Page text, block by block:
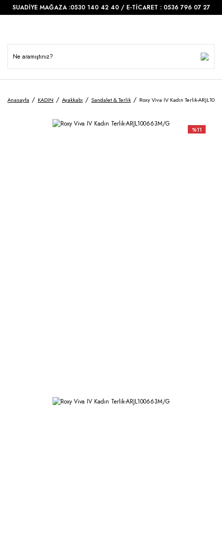
SUADİYE MAĞAZA :0530 140 42 40 / E-TİCARET : 0536 796 07 27
Anasayfa KADIN Ayakkabı Sandalet & Terlik Roxy Viva IV Kadın Terlik-
%11